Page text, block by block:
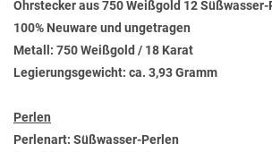
Ohrstecker aus 750 Weißgold 12 Süßwasser-
100% Neuware und ungetragen
Metall: 750 Weißgold / 18 Karat
Legierungsgewicht: ca. 3,93 Gramm
Perlen
Perlenart: Süßwasser-Perlen